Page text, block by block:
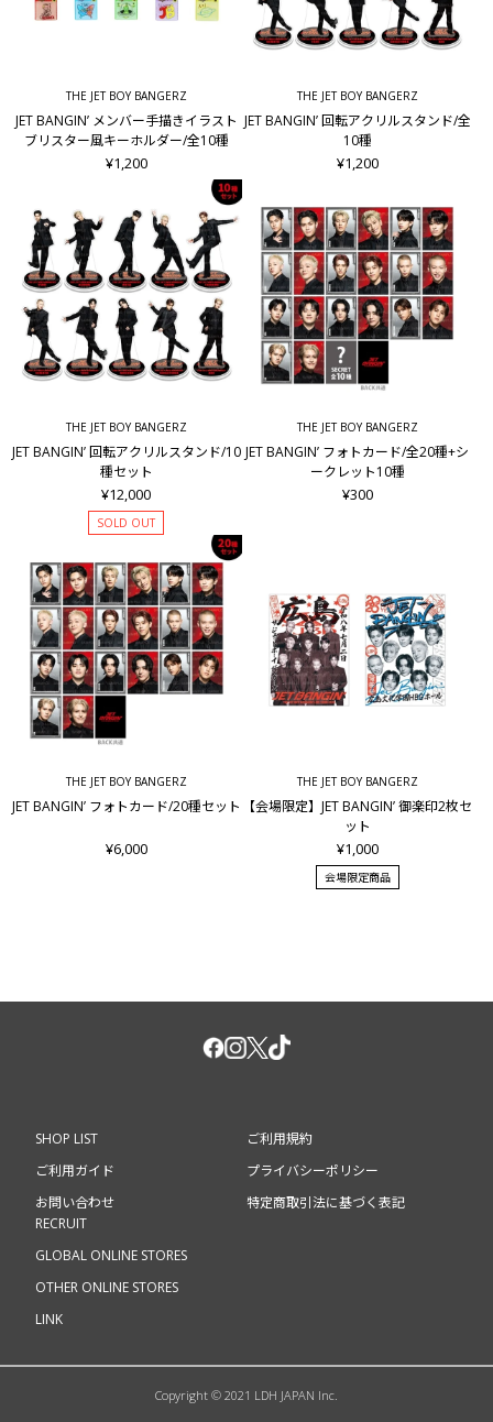
THE JET BOY BANGERZ
JET BANGIN’ メンバー手描きイラスト
ブリスター風キーホルダー/全10種
¥1,200
THE JET BOY BANGERZ
JET BANGIN’ 回転アクリルスタンド/全
10種
¥1,200
THE JET BOY BANGERZ
JET BANGIN’ 回転アクリルスタンド/10
種セット
¥12,000
SOLD OUT
THE JET BOY BANGERZ
JET BANGIN’ フォトカード/全20種+シ
ークレット10種
¥300
THE JET BOY BANGERZ
JET BANGIN’ フォトカード/20種セット
¥6,000
THE JET BOY BANGERZ
【会場限定】JET BANGIN’ 御楽印2枚セ
ット
¥1,000
会場限定商品
SHOP LIST
ご利用ガイド
お問い合わせ
ご利用規約
プライバシーポリシー
特定商取引法に基づく表記
RECRUIT
GLOBAL ONLINE STORES
OTHER ONLINE STORES
LINK
Copyright © 2021 LDH JAPAN Inc.